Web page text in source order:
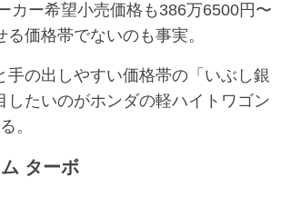
カー希望小売価格も386万6500円〜
る価格帯でないのも事実。
の出しやすい価格帯の「いぶし銀
したいのがホンダの軽ハイトワゴン
。
ターボ